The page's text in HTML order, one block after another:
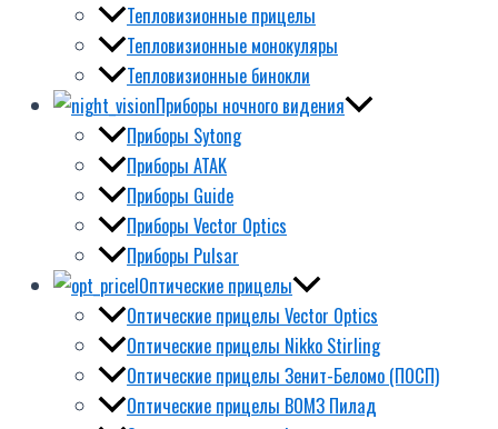
Тепловизионные прицелы
Тепловизионные монокуляры
Тепловизионные бинокли
Приборы ночного видения
Приборы Sytong
Приборы ATAK
Приборы Guide
Приборы Vector Optics
Приборы Pulsar
Оптические прицелы
Оптические прицелы Vector Optics
Оптические прицелы Nikko Stirling
Оптические прицелы Зенит-Беломо (ПОСП)
Оптические прицелы ВОМЗ Пилад